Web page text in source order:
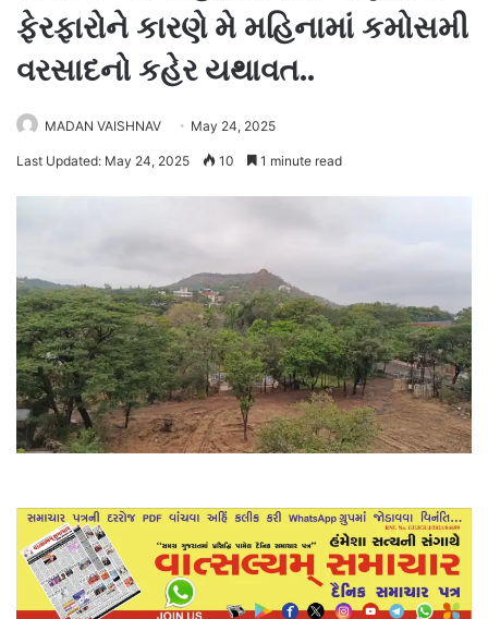
ફેરફારોને કારણે મે મહિનામાં કમોસમી
વરસાદનો કહેર યથાવત..
MADAN VAISHNAV May 24, 2025
Last Updated: May 24, 2025 10 1 minute read